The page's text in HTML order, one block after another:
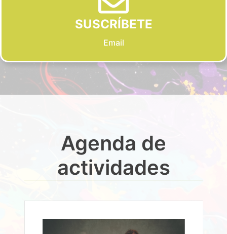
SUSCRÍBETE
Email
Agenda de
actividades